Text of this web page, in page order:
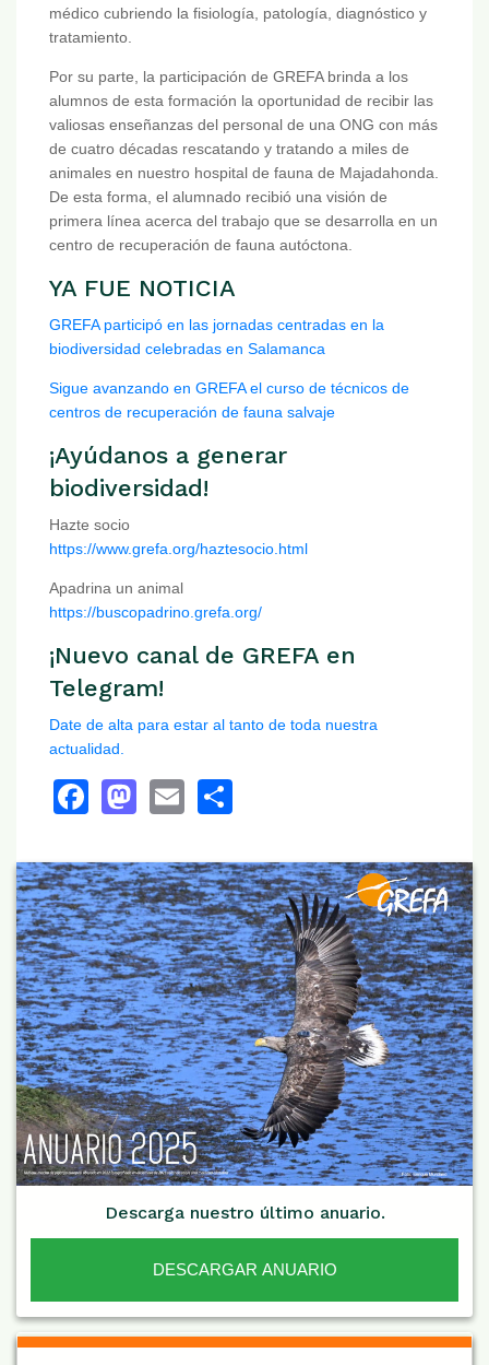
médico cubriendo la fisiología, patología, diagnóstico y
tratamiento.
Por su parte, la participación de GREFA brinda a los
alumnos de esta formación la oportunidad de recibir las
valiosas enseñanzas del personal de una ONG con más
de cuatro décadas rescatando y tratando a miles de
animales en nuestro hospital de fauna de Majadahonda.
De esta forma, el alumnado recibió una visión de
primera línea acerca del trabajo que se desarrolla en un
centro de recuperación de fauna autóctona.
YA FUE NOTICIA
GREFA participó en las jornadas centradas en la
biodiversidad celebradas en Salamanca
Sigue avanzando en GREFA el curso de técnicos de
centros de recuperación de fauna salvaje
¡Ayúdanos a generar
biodiversidad!
Hazte socio
https://www.grefa.org/haztesocio.html
Apadrina un animal
https://buscopadrino.grefa.org/
¡Nuevo canal de GREFA en
Telegram!
Date de alta para estar al tanto de toda nuestra
actualidad.
Facebook
Mastodon
Email
Descarga nuestro último anuario.
DESCARGAR ANUARIO
De Interés NARANJA